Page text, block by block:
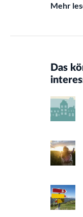
Mehr
Das